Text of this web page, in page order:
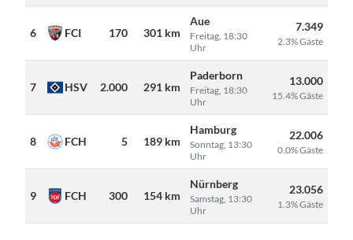
6 FCI 170 301 km
Aue
Freitag, 18:30
Uhr
7.349
2.3% Gäste
7 HSV 2.000 291 km
Paderborn
Freitag, 18:30
Uhr
13.000
15.4% Gäste
8 FCH 5 189 km
Hamburg
Sonntag, 13:30
Uhr
22.006
0.0% Gäste
9 FCH 300 154 km
Nürnberg
Samstag, 13:30
Uhr
23.056
1.3% Gäste